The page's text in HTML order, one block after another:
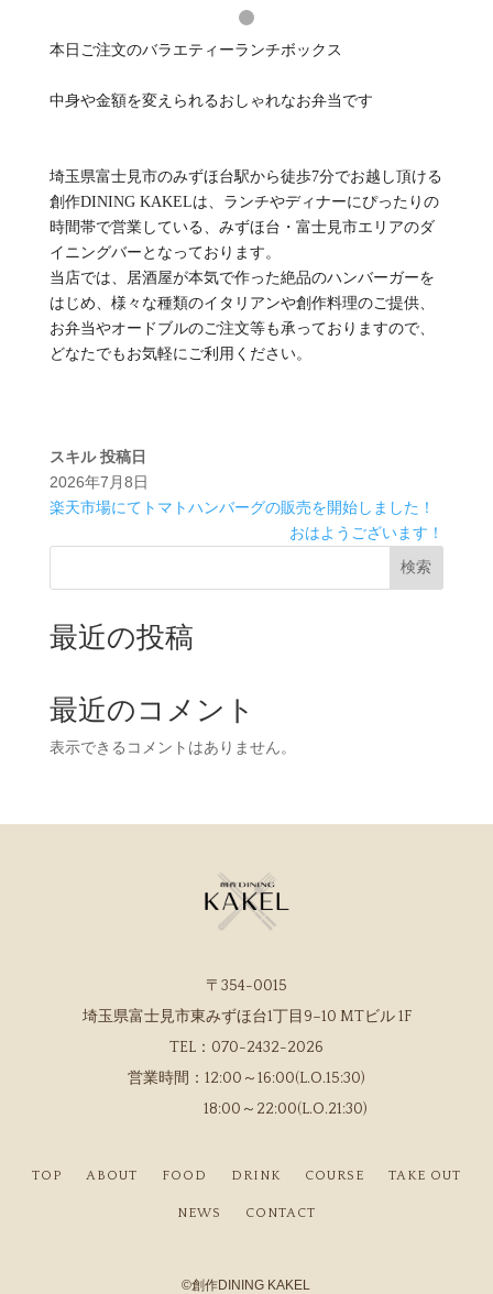
本日ご注文のバラエティーランチボックス
中身や金額を変えられるおしゃれなお弁当です
埼玉県富士見市のみずほ台駅から徒歩7分でお越し頂ける
創作DINING KAKELは、ランチやディナーにぴったりの
時間帯で営業している、みずほ台・富士見市エリアのダ
イニングバーとなっております。
当店では、居酒屋が本気で作った絶品のハンバーガーを
はじめ、様々な種類のイタリアンや創作料理のご提供、
お弁当やオードブルのご注文等も承っておりますので、
どなたでもお気軽にご利用ください。
スキル 投稿日
2026年7月8日
楽天市場にてトマトハンバーグの販売を開始しました！
おはようございます！
検索
最近の投稿
最近のコメント
表示できるコメントはありません。
〒354-0015
埼玉県富士見市東みずほ台1丁目9−10 MTビル 1F
TEL： 070-2432-2026
営業時間： 12:00～16:00(L.O.15:30)
18:00～22:00(L.O.21:30)
TOP ABOUT FOOD DRINK COURSE TAKE OUT
NEWS CONTACT
©創作DINING KAKEL